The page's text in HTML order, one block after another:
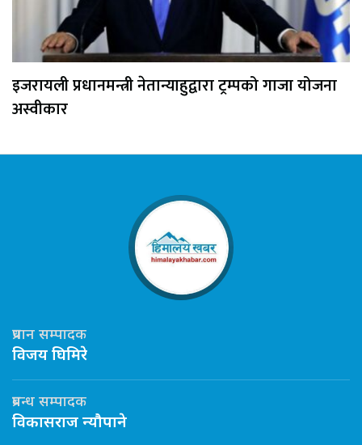
इजरायली प्रधानमन्त्री नेतान्याहुद्वारा ट्रम्पको गाजा योजना
अस्वीकार
प्रधान सम्पादक
विजय घिमिरे
प्रबन्ध सम्पादक
विकासराज न्यौपाने